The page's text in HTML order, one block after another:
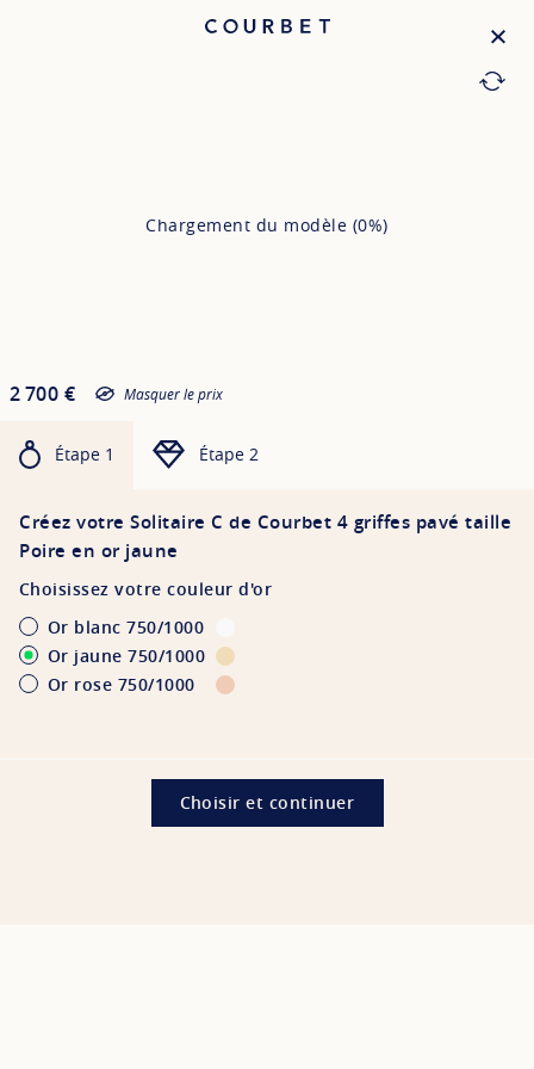
Fermer
Trouver
Chargement du modèle (0%)
Masquer le prix
2 700 €
Étape 1 Étape 2
Créez votre Solitaire C de Courbet 4 griffes pavé taille
Poire en or jaune
Choisissez votre couleur d'or
Or blanc 750/1000
Or jaune 750/1000
Or rose 750/1000
Masquer le prix 2 700 €
Choisir et continuer